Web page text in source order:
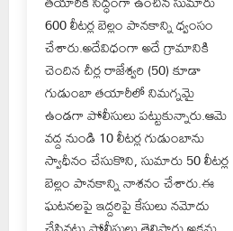
600 లీటర్ల బెల్లం పానకాన్ని ధ్వంసం
చేశారు.అదేవిధంగా అదే గ్రామానికి
చెందిన చీర్ల రాజేశ్వరి (50) కూడా
గుడుంబా తయారీలో నిమగ్నమై
ఉండగా పోలీసులు పట్టుకున్నారు.ఆమె
వద్ద నుండి 10 లీటర్ల గుడుంబాను
స్వాధీనం చేసుకొని, సుమారు 50 లీటర్ల
బెల్లం పానకాన్ని నాశనం చేశారు.ఈ
ఘటనలపై ఇద్దరిపై కేసులు నమోదు